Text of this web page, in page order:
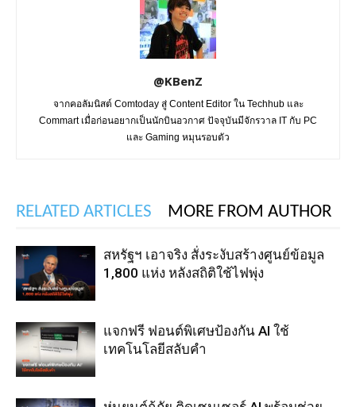
@KBenZ
จากคอลัมนิสต์ Comtoday สู่ Content Editor ใน Techhub และ
Commart เมื่อก่อนอยากเป็นนักบินอวกาศ ปัจจุบันมีจักรวาล IT กับ PC
และ Gaming หมุนรอบตัว
RELATED ARTICLES MORE FROM AUTHOR
สหรัฐฯ เอาจริง สั่งระงับสร้างศูนย์ข้อมูล
1,800 แห่ง หลังสถิติใช้ไฟพุ่ง
แจกฟรี ฟอนต์พิเศษป้องกัน AI ใช้
เทคโนโลยีสลับคำ